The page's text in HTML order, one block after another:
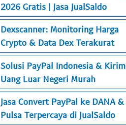
2026 Gratis | Jasa JualSaldo
Dexscanner: Monitoring Harga
Crypto & Data Dex Terakurat
Solusi PayPal Indonesia & Kirim
Uang Luar Negeri Murah
Jasa Convert PayPal ke DANA &
Pulsa Terpercaya di JualSaldo